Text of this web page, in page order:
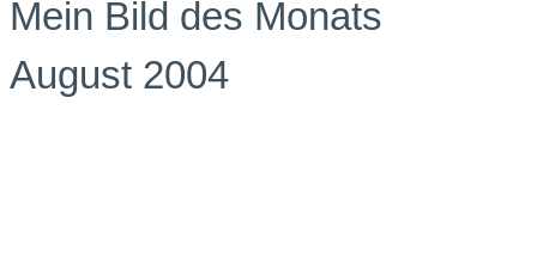
Mein Bild des Monats
August 2004